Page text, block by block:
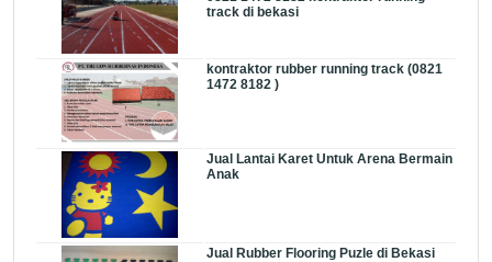
track di bekasi
kontraktor rubber running track (0821
1472 8182 )
Jual Lantai Karet Untuk Arena Bermain
Anak
Jual Rubber Flooring Puzle di Bekasi